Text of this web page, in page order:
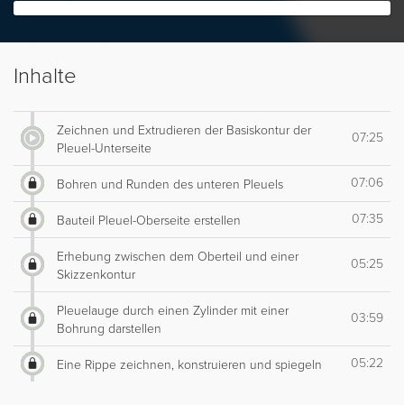
Inhalte
Zeichnen und Extrudieren der Basiskontur der
Pleuel-Unterseite
07:25
Bohren und Runden des unteren Pleuels 07:06
Bauteil Pleuel-Oberseite erstellen 07:35
Erhebung zwischen dem Oberteil und einer
Skizzenkontur
05:25
Pleuelauge durch einen Zylinder mit einer
Bohrung darstellen
03:59
Eine Rippe zeichnen, konstruieren und spiegeln 05:22